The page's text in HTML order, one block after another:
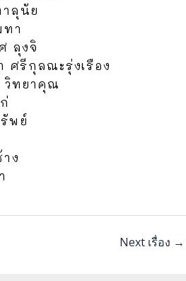
ลุนัย
ทา
ลุงจิ
ศรีกุลณะรุ่งเรือง
วิทยาคุณ
พย์
ง
Next เรื่อง →